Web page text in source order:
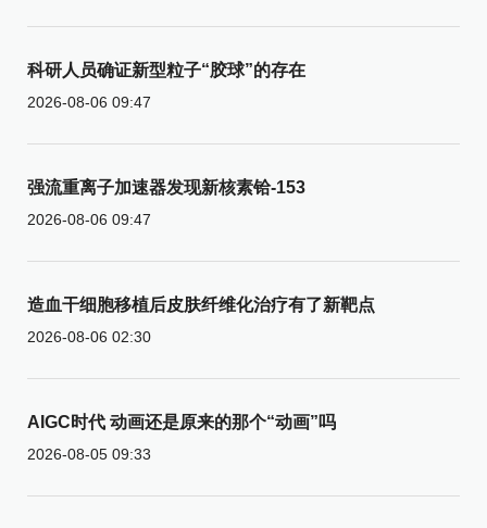
科研人员确证新型粒子“胶球”的存在
2026-08-06 09:47
强流重离子加速器发现新核素铪-153
2026-08-06 09:47
造血干细胞移植后皮肤纤维化治疗有了新靶点
2026-08-06 02:30
AIGC时代 动画还是原来的那个“动画”吗
2026-08-05 09:33